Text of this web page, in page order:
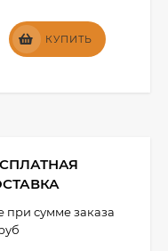
КУПИТЬ
при сумме заказа